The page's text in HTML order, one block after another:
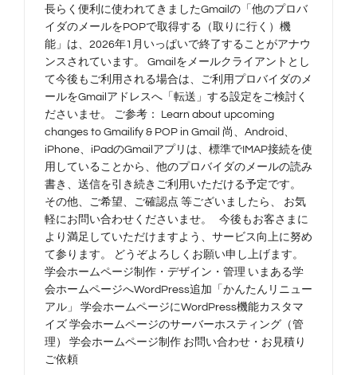
長らく便利に使われてきましたGmailの「他のプロバ
イダのメールをPOPで取得する（取りに行く）機
能」は、2026年1月いっぱいで終了することがアナウ
ンスされています。 Gmailをメールクライアントとし
て今後もご利用される場合は、ご利用プロバイダのメ
ールをGmailアドレスへ「転送」する設定をご検討く
ださいませ。 ご参考： Learn about upcoming
changes to Gmailify & POP in Gmail 尚、Android、
iPhone、iPadのGmailアプリは、標準でIMAP接続を使
用していることから、他のプロバイダのメールの読み
書き、送信を引き続きご利用いただける予定です。
その他、ご希望、ご確認点 等ございましたら、 お気
軽にお問い合わせくださいませ。 今後もお客さまに
より満足していただけますよう、サービス向上に努め
て参ります。 どうぞよろしくお願い申し上げます。
学会ホームページ制作・デザイン・管理 いまある学
会ホームページへWordPress追加「かんたんリニュー
アル」 学会ホームページにWordPress機能カスタマ
イズ 学会ホームページのサーバーホスティング（管
理） 学会ホームページ制作 お問い合わせ・お見積り
ご依頼